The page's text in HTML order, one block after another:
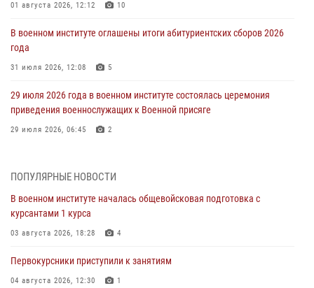
01 августа 2026, 12:12 10
В военном институте оглашены итоги абитуриентских сборов 2026
года
31 июля 2026, 12:08 5
29 июля 2026 года в военном институте состоялась церемония
приведения военнослужащих к Военной присяге
29 июля 2026, 06:45 2
экзамен по вождению
28 июля 2026 года в военном институте организована беседа и
праздничный молебен
В военном институте завершается летняя экзаменационная сессия
ПОПУЛЯРНЫЕ НОВОСТИ
В военном институте началась общевойсковая подготовка с
курсантами 1 курса
03 августа 2026, 18:28 4
Первокурсники приступили к занятиям
04 августа 2026, 12:30 1